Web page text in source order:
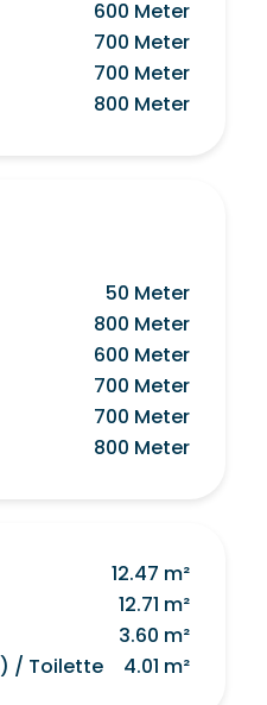
600 Meter
700 Meter
700 Meter
800 Meter
50 Meter
800 Meter
600 Meter
700 Meter
700 Meter
800 Meter
12.47 m²
12.71 m²
3.60 m²
/ Toilette
4.01 m²